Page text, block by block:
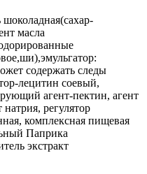
шоколадная(сахар-
масла
содержать следы
лецитин соевый,
агент-пектин, агент
регулятор
комплексная пищевая
Паприка
экстракт